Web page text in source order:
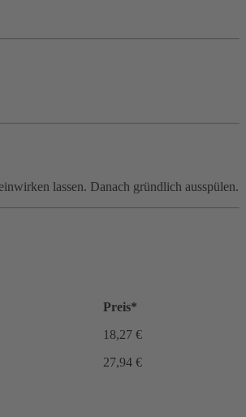
lassen. Danach gründlich ausspülen.
Preis*
18,27 €
27,94 €